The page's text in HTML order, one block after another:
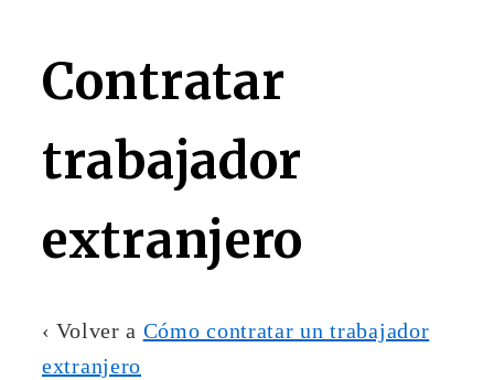
Contratar
trabajador
extranjero
‹ Volver a Cómo contratar un trabajador
extranjero